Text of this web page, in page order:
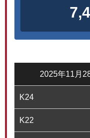
2025年11月
K24
K22